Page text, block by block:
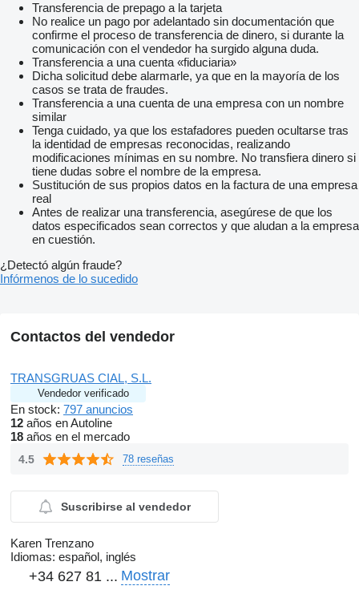
Transferencia de prepago a la tarjeta
No realice un pago por adelantado sin documentación que
confirme el proceso de transferencia de dinero, si durante la
comunicación con el vendedor ha surgido alguna duda.
Transferencia a una cuenta «fiduciaria»
Dicha solicitud debe alarmarle, ya que en la mayoría de los
casos se trata de fraudes.
Transferencia a una cuenta de una empresa con un nombre
similar
Tenga cuidado, ya que los estafadores pueden ocultarse tras
la identidad de empresas reconocidas, realizando
modificaciones mínimas en su nombre. No transfiera dinero si
tiene dudas sobre el nombre de la empresa.
Sustitución de sus propios datos en la factura de una empresa
real
Antes de realizar una transferencia, asegúrese de que los
datos especificados sean correctos y que aludan a la empresa
en cuestión.
¿Detectó algún fraude?
Infórmenos de lo sucedido
Contactos del vendedor
TRANSGRUAS CIAL, S.L.
Vendedor verificado
En stock: 797 anuncios
12 años en Autoline
18 años en el mercado
4.5 78 reseñas
Suscribirse al vendedor
Karen Trenzano
Idiomas: español, inglés
+34 627 81 ... Mostrar